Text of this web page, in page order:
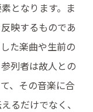
となります。ま
映するものであ
た楽曲や生前の
列者は故人との
、その音楽に合
るだけでなく、